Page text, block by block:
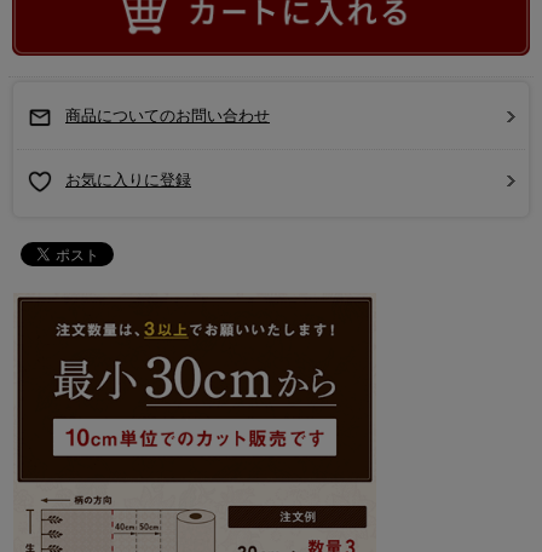
商品についてのお問い合わせ
お気に入りに登録